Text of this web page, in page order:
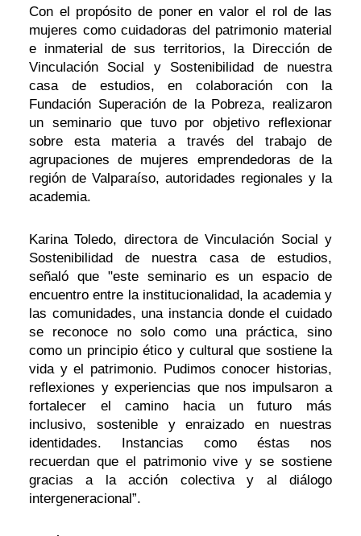
Con el propósito de poner en valor el rol de las
mujeres como cuidadoras del patrimonio material
e inmaterial de sus territorios, la Dirección de
Vinculación Social y Sostenibilidad de nuestra
casa de estudios, en colaboración con la
Fundación Superación de la Pobreza, realizaron
un seminario que tuvo por objetivo reflexionar
sobre esta materia a través del trabajo de
agrupaciones de mujeres emprendedoras de la
región de Valparaíso, autoridades regionales y la
academia.
Karina Toledo, directora de Vinculación Social y
Sostenibilidad de nuestra casa de estudios,
señaló que "este seminario es un espacio de
encuentro entre la institucionalidad, la academia y
las comunidades, una instancia donde el cuidado
se reconoce no solo como una práctica, sino
como un principio ético y cultural que sostiene la
vida y el patrimonio. Pudimos conocer historias,
reflexiones y experiencias que nos impulsaron a
fortalecer el camino hacia un futuro más
inclusivo, sostenible y enraizado en nuestras
identidades. Instancias como éstas nos
recuerdan que el patrimonio vive y se sostiene
gracias a la acción colectiva y al diálogo
intergeneracional”.